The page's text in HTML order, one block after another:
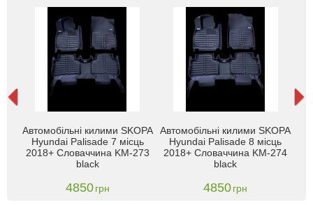
Автомобільні килими SKOPA
Hyundai Palisade 7 місць
2018+ Словаччина KM-273
black
4850 грн
Автомобільні килими SKOPA
Hyundai Palisade 8 місць
2018+ Словаччина KM-274
black
4850грн